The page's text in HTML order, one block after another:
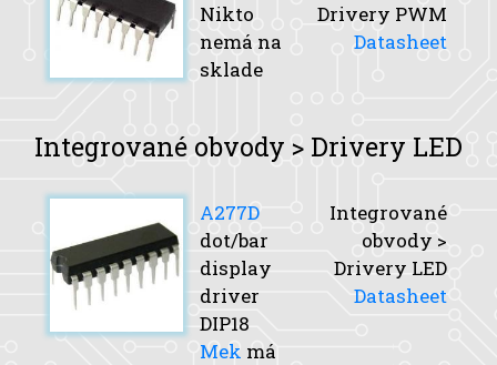
Nikto
nemá na
sklade
Drivery PWM
Datasheet
Integrované obvody > Drivery LED
A277D
dot/bar
display
driver
DIP18
Mek má
Integrované
obvody >
Drivery LED
Datasheet